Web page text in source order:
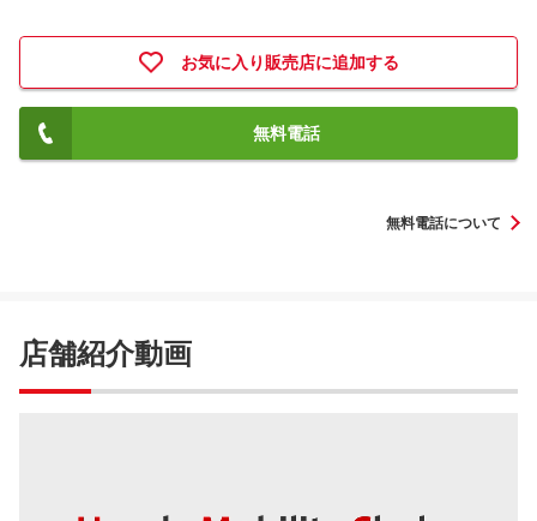
お気に入り販売店に追加する
無料電話
無料電話について
店舗紹介動画